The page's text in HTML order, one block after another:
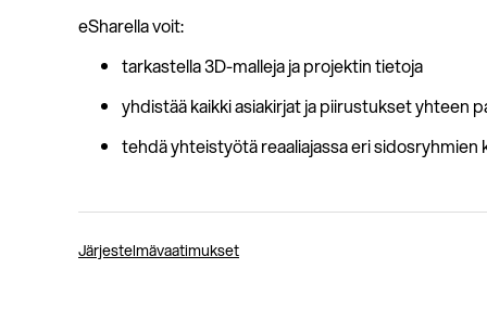
eSharella voit:
tarkastella 3D-malleja ja projektin tietoja
yhdistää kaikki asiakirjat ja piirustukset yhteen
tehdä yhteistyötä reaaliajassa eri sidosryhmien
Järjestelmävaatimukset